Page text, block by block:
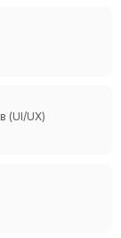
(UI/UX)